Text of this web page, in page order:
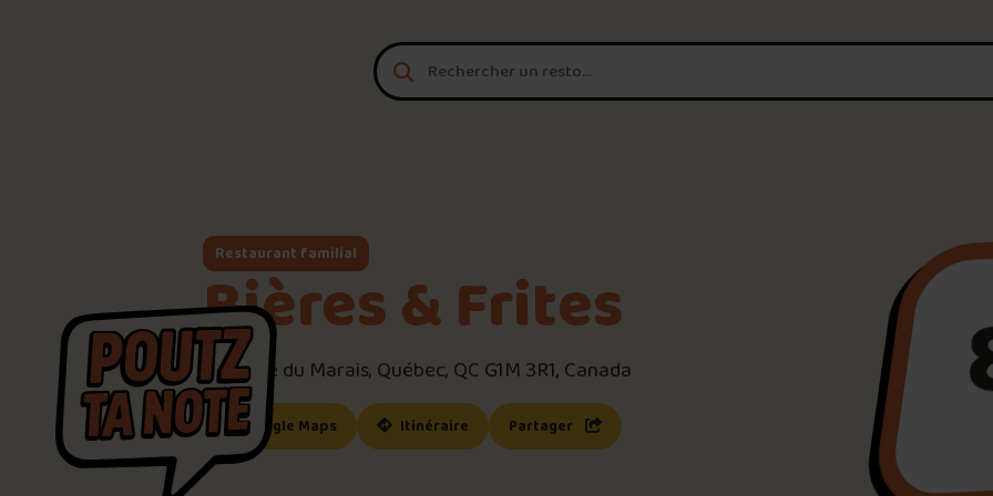
T'es un vrai
Connecte-toipour POUTZ ta
Trouve une POUTZ sur la
Palmarès des meilleures
Restaurant familial
Bières & Frites
550 Rue du Marais, Québec, QC G1M 3R1, Canada
Google Maps (ce lien s’ouvrira dans une nouvelle fenêtre)
Itinéraire (ce lien s’ouvrira dans une nouvelle fenêtre)
Partager